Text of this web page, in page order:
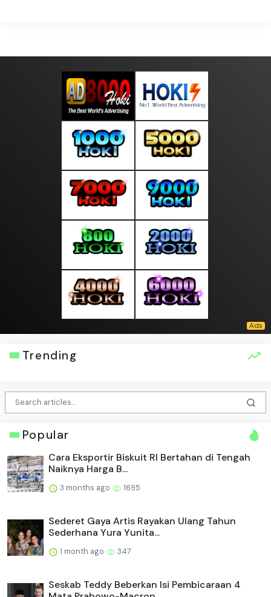
Trending
Popular
Cara Eksportir Biskuit RI Bertahan di Tengah
Naiknya Harga B...
3 months ago 1695
Sederet Gaya Artis Rayakan Ulang Tahun
Sederhana Yura Yunita...
1 month ago 347
Seskab Teddy Beberkan Isi Pembicaraan 4